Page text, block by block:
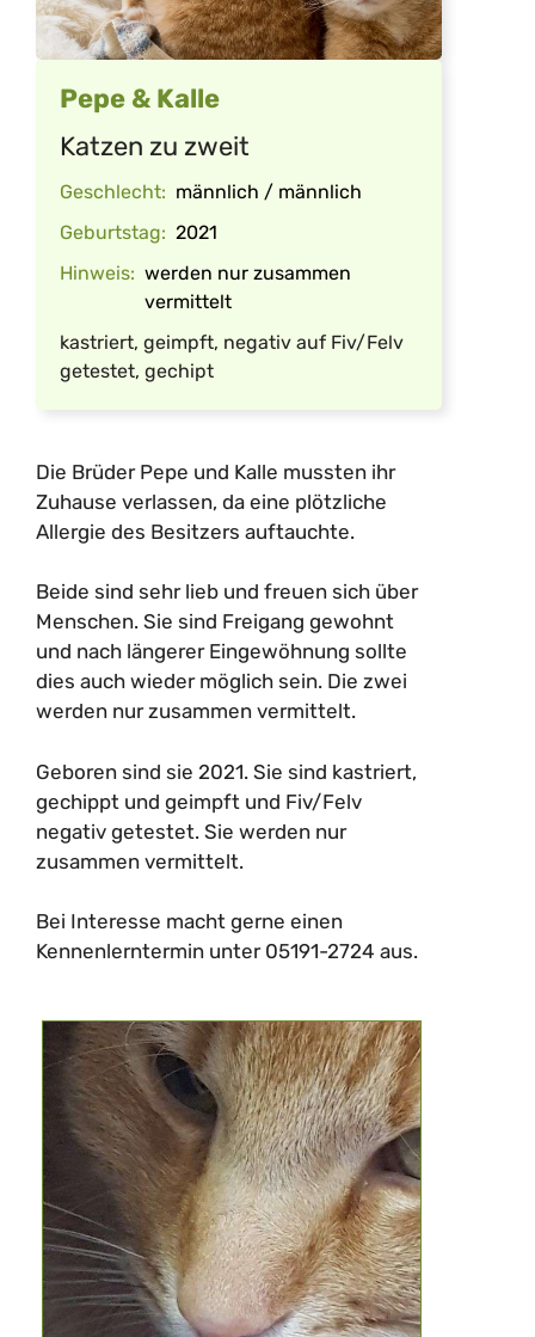
Pepe & Kalle
Katzen zu zweit
Geschlecht: männlich / männlich
Geburtstag: 2021
Hinweis: werden nur zusammen
vermittelt
kastriert, geimpft, negativ auf Fiv/Felv
getestet, gechipt
Die Brüder Pepe und Kalle mussten ihr
Zuhause verlassen, da eine plötzliche
Allergie des Besitzers auftauchte.
Beide sind sehr lieb und freuen sich über
Menschen. Sie sind Freigang gewohnt
und nach längerer Eingewöhnung sollte
dies auch wieder möglich sein. Die zwei
werden nur zusammen vermittelt.
Geboren sind sie 2021. Sie sind kastriert,
gechippt und geimpft und Fiv/Felv
negativ getestet. Sie werden nur
zusammen vermittelt.
Bei Interesse macht gerne einen
Kennenlerntermin unter 05191-2724 aus.